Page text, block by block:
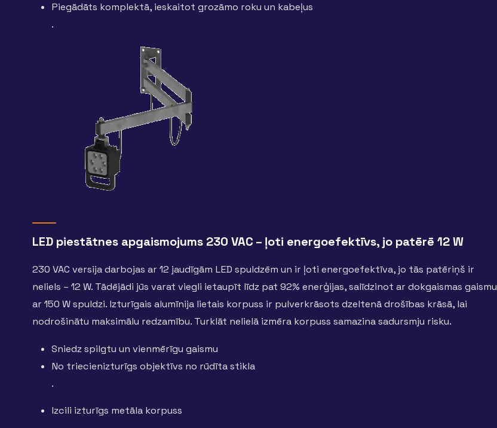
Piegādāts komplektā, ieskaitot grozāmo roku un kabeļus
.
LED piestātnes apgaismojums 230 VAC – ļoti energoefektīvs, jo patērē 12 W
230 VAC versija darbojas ar 12 jaudīgām LED spuldzēm un ir ļoti energoefektīva, jo tās patēriņš ir
neliels – 12 W. Tādējādi jūs varat viegli ietaupīt līdz pat 92% enerģijas, salīdzinot ar dokgaismas gaismu
ar 150 W spuldzi. Izturīgais alumīnija lietais korpuss ir pulverkrāsots dzeltenā drošības krāsā, lai
nodrošinātu maksimālu redzamību. Turklāt nelielā izmēra korpuss samazina sadursmju risku.
Sniedz spilgtu un vienmērīgu gaismu
No triecienizturīgs objektīvs no rūdīta stikla
.
Izcili izturīgs metāla korpuss